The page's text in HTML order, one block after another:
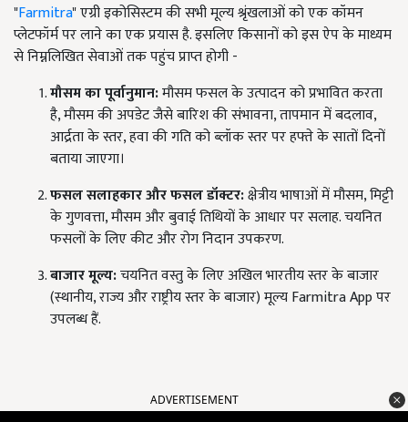
"Farmitra" एग्री इकोसिस्टम की सभी मूल्य श्रृंखलाओं को एक कॉमन
प्लेटफॉर्म पर लाने का एक प्रयास है. इसलिए किसानों को इस ऐप के माध्यम
से निम्नलिखित सेवाओं तक पहुंच प्राप्त होगी -
मौसम का पूर्वानुमान:मौसम फसल के उत्पादन को प्रभावित करता
है, मौसम की अपडेट जैसे बारिश की संभावना, तापमान में बदलाव,
आर्द्रता के स्तर, हवा की गति को ब्लॉक स्तर पर हफ्ते के सातों दिनों
बताया जाएगा।
फसल सलाहकार और फसल डॉक्टर:क्षेत्रीय भाषाओं में मौसम, मिट्टी
के गुणवत्ता, मौसम और बुवाई तिथियों के आधार पर सलाह. चयनित
फसलों के लिए कीट और रोग निदान उपकरण.
बाजार मूल्य:चयनित वस्तु के लिए अखिल भारतीय स्तर के बाजार
(स्थानीय, राज्य और राष्ट्रीय स्तर के बाजार) मूल्य Farmitra App पर
उपलब्ध हैं.
ADVERTISEMENT